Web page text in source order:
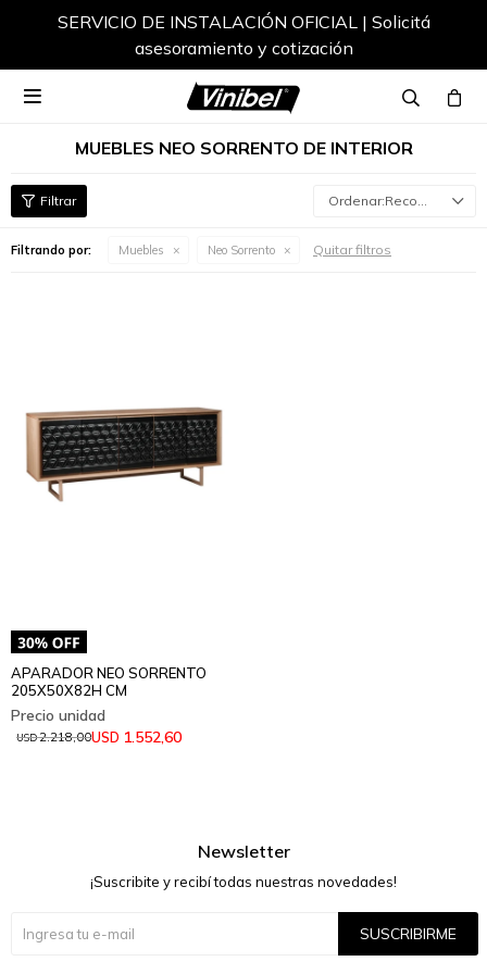
SERVICIO DE INSTALACIÓN OFICIAL | Solicitá
asesoramiento y cotización

MUEBLES NEO SORRENTO DE INTERIOR
Recomendados
Filtrando por: Muebles Neo Sorrento Quitar filtros
APARADOR NEO SORRENTO
205X50X82H CM
USD 1.552,60
USD2.218,00
Newsletter
¡Suscribite y recibí todas nuestras novedades!
SUSCRIBIRME